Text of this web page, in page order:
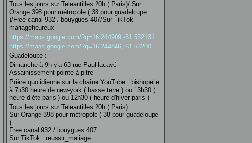
Tous les jours sur Teleantilles 20h ( Paris)/ Sur
Orange 398 pour métropole ( 38 pour guadeloupe
)/Free canal 932 / bouygues 407/Sur TikTok :
mariageheureux
https://maps.google.com/?q=16.244909,-61.532131
https://maps.google.com/?q=16.244846,-61.53200
Guadeloupe :
Dimanche à 9h y’a 63 rue Paul lacavé
Assainissement pointe à pitre
Prière quotidienne sur la chaîne YouTube : bishopelie
à 7h30 heure de new-york ( basse terre ) ou 13h30 (
heure d’été paris ) ou 12h30 ( heure d’hiver paris )
Tous les jours sur Teleantilles 20h ( Paris)
Sur Orange 398 pour métropole ( 38 pour guadeloupe
)
Free canal 932 / bouygues 407
Sur TikTok : reussir_mariage